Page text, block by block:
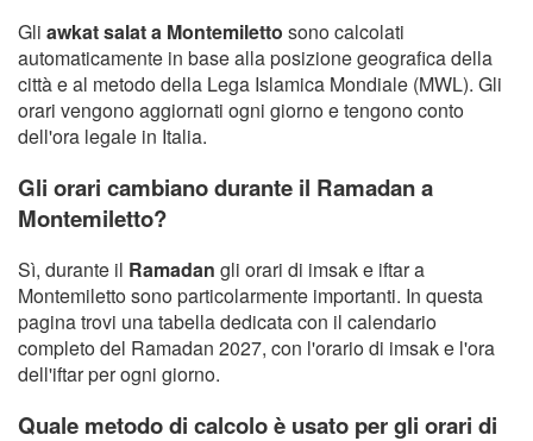
Gli awkat salat a Montemiletto sono calcolati
automaticamente in base alla posizione geografica della
città e al metodo della Lega Islamica Mondiale (MWL). Gli
orari vengono aggiornati ogni giorno e tengono conto
dell'ora legale in Italia.
Gli orari cambiano durante il Ramadan a
Montemiletto?
Sì, durante il Ramadan gli orari di imsak e iftar a
Montemiletto sono particolarmente importanti. In questa
pagina trovi una tabella dedicata con il calendario
completo del Ramadan 2027, con l'orario di imsak e l'ora
dell'iftar per ogni giorno.
Quale metodo di calcolo è usato per gli orari di